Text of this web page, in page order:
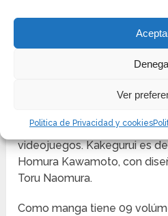
Ver
Politica de Privacidad y cookies
KAKEGURUI
Kakegurui se publicó como
Gangan
Japón, patrocinadores de
Eater,” entre otros, además
videojuegos. Kakegurui es
Homura Kawamoto, con
Toru Naomura.
Como manga tiene 09